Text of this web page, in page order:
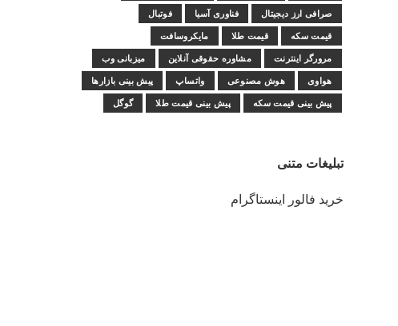
صرافی ارز دیجیتال فناوری آسیا فوتبال
قیمت سکه قیمت طلا مایکروسافت
مرورگر اینترنت مشاوره حقوقی آنلاین میزبانی وب
هواوی هوش مصنوعی واتساپ پیش بینی بازارها
پیش بینی قیمت سکه پیش بینی قیمت طلا گوگل
تبلیغات متنی
خرید فالور اینستاگرام